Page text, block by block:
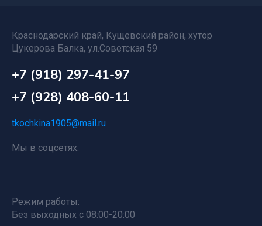
Краснодарский край, Кущевский район, хутор
Цукерова Балка, ул.Советская 59
+7 (918) 297-41-97
+7 (928) 408-60-11
tkochkina1905@mail.ru
Мы в соцсетях:
Режим работы:
Без выходных с 08:00-20:00